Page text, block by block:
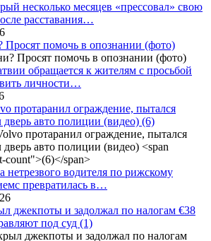
несколько месяцев «прессовал» свою
расставания…
Просят помочь в опознании (фото)
обращается к жителям с просьбой
личности…
протаранил ограждение, пытался
дверь авто полиции (видео) (6)
нетрезвого водителя по рижскому
превратилась в…
джекпоты и задолжал по налогам €38
под суд (1)